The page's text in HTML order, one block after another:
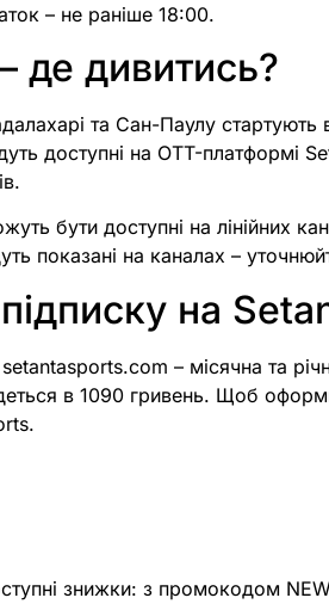
– не раніше 18:00.
де дивитись?
та Сан-Паулу
доступні на OTT-платформі
бути доступні на лінійних
показані на каналах –
на
– місячна та
в 1090 гривень. Щоб
знижки: з промокодом